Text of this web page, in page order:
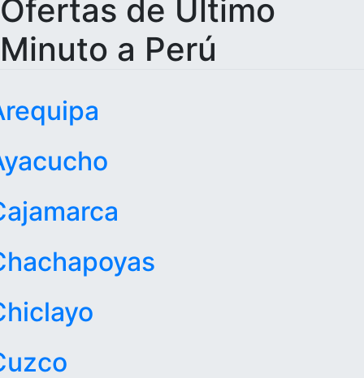
Ofertas de Último
Minuto a Perú